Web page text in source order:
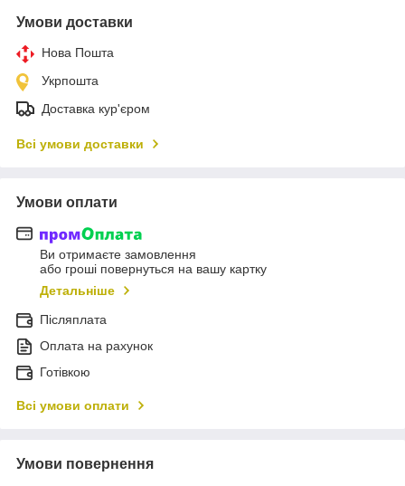
Умови доставки
Нова Пошта
Укрпошта
Доставка кур'єром
Всі умови доставки
Умови оплати
Ви отримаєте замовлення
або гроші повернуться на вашу картку
Детальніше
Післяплата
Оплата на рахунок
Готівкою
Всі умови оплати
Умови повернення